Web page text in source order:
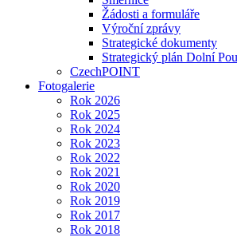
Žádosti a formuláře
Výroční zprávy
Strategické dokumenty
Strategický plán Dolní
CzechPOINT
Fotogalerie
Rok 2026
Rok 2025
Rok 2024
Rok 2023
Rok 2022
Rok 2021
Rok 2020
Rok 2019
Rok 2017
Rok 2018